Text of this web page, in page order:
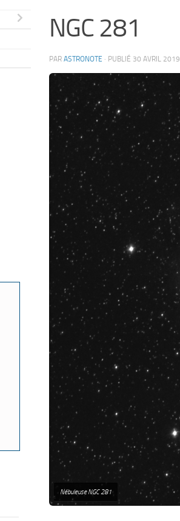
NGC 281
PAR ASTRONOTE · PUBLIÉ 30 AVRIL 2019
Nébuleuse NGC 281